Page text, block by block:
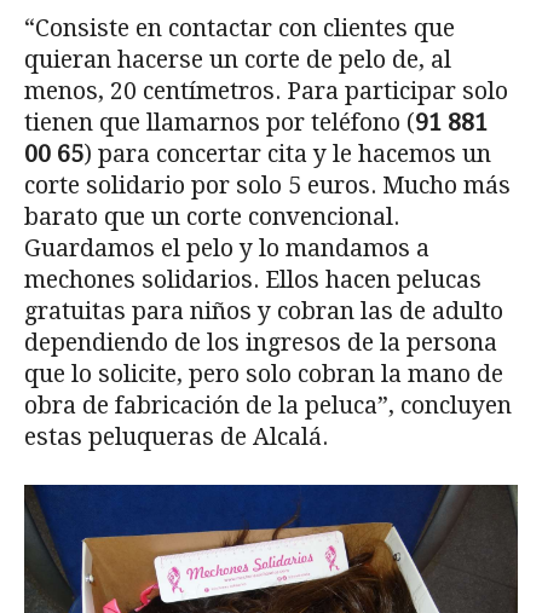
“Consiste en contactar con clientes que
quieran hacerse un corte de pelo de, al
menos, 20 centímetros. Para participar solo
tienen que llamarnos por teléfono (91 881
00 65) para concertar cita y le hacemos un
corte solidario por solo 5 euros. Mucho más
barato que un corte convencional.
Guardamos el pelo y lo mandamos a
mechones solidarios. Ellos hacen pelucas
gratuitas para niños y cobran las de adulto
dependiendo de los ingresos de la persona
que lo solicite, pero solo cobran la mano de
obra de fabricación de la peluca”, concluyen
estas peluqueras de Alcalá.